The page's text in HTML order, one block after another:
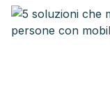
https://
belleza